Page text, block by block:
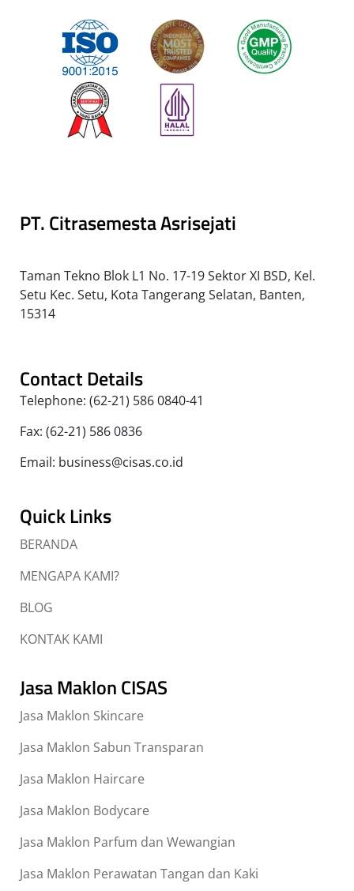
PT. Citrasemesta Asrisejati
Taman Tekno Blok L1 No. 17-19 Sektor XI BSD, Kel.
Setu Kec. Setu, Kota Tangerang Selatan, Banten,
15314
Contact Details
Telephone: (62-21) 586 0840-41
Fax: (62-21) 586 0836
Email: business@cisas.co.id
Quick Links
BERANDA
MENGAPA KAMI?
BLOG
KONTAK KAMI
Jasa Maklon CISAS
Jasa Maklon Skincare
Jasa Maklon Sabun Transparan
Jasa Maklon Haircare
Jasa Maklon Bodycare
Jasa Maklon Parfum dan Wewangian
Jasa Maklon Perawatan Tangan dan Kaki